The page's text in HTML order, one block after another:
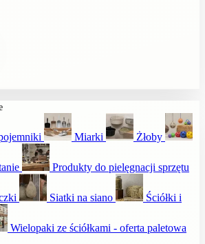
Miarki Żłoby
Produkty do pielęgnacji sprzętu
Siatki na siano Ściółki i
Wielopaki ze ściółkami - oferta paletowa